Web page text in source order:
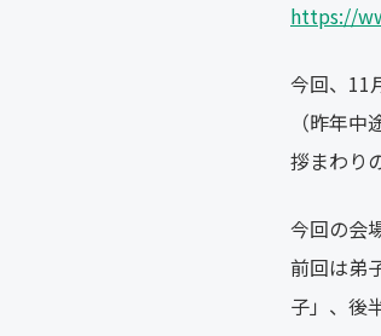
https://
今回、11
（昨年
拶まわり
今回の会
前回は弟
子」、後